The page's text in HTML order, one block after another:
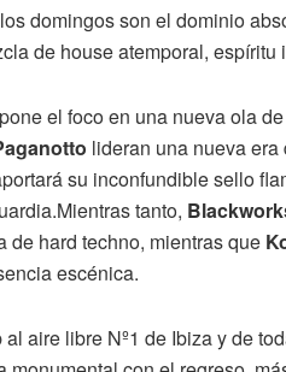
domingos son el dominio
de house atemporal,
el foco en una nueva ola
lideran una nueva
su inconfundible sello
tanto,
de hard techno, mientras que
escénica.
aire libre Nº1 de Ibiza y de